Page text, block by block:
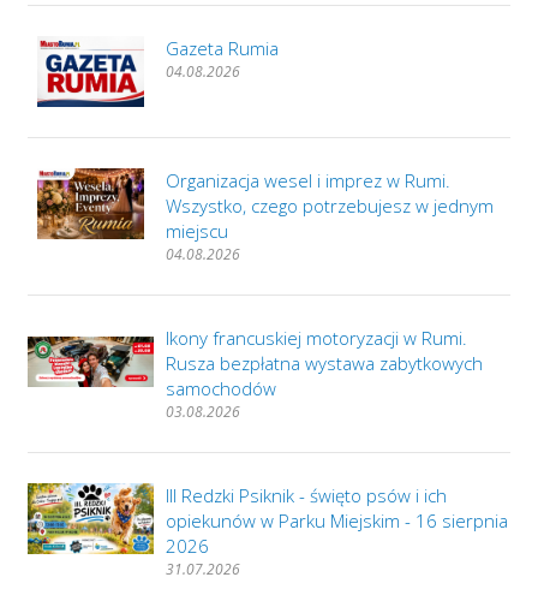
Gazeta Rumia
04.08.2026
Organizacja wesel i imprez w Rumi.
Wszystko, czego potrzebujesz w jednym
miejscu
04.08.2026
Ikony francuskiej motoryzacji w Rumi.
Rusza bezpłatna wystawa zabytkowych
samochodów
03.08.2026
III Redzki Psiknik - święto psów i ich
opiekunów w Parku Miejskim - 16 sierpnia
2026
31.07.2026